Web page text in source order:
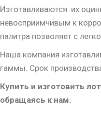
Изготавливаются их
невосприимчивым к
палитра позволяет с
Наша компания
гаммы. Срок
Купить и изготовить
обращаясь к нам.